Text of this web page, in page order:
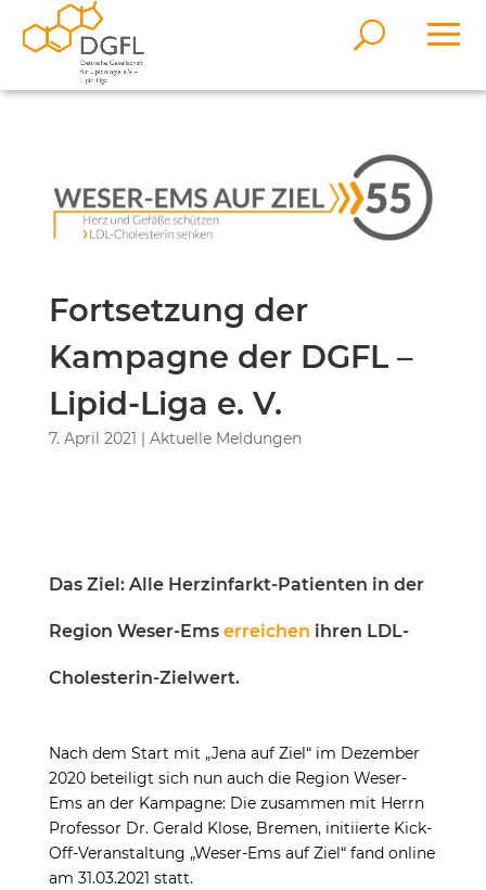
Fortsetzung der
Kampagne der DGFL –
Lipid-Liga e. V.
7. April 2021 Aktuelle Meldungen
Das Ziel: Alle Herzinfarkt-Patienten in der
Region Weser-Ems erreichen ihren LDL-
Cholesterin-Zielwert.
Nach dem Start mit „Jena auf Ziel“ im Dezember
2020 beteiligt sich nun auch die Region Weser-
Ems an der Kampagne: Die zusammen mit Herrn
Professor Dr. Gerald Klose, Bremen, initiierte Kick-
Off-Veranstaltung „Weser-Ems auf Ziel“ fand online
am 31.03.2021 statt.